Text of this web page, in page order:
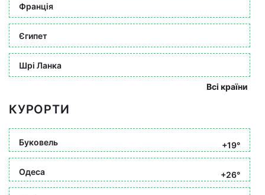
Франція
Єгипет
Шрі Ланка
Всі країни
КУРОРТИ
Буковель +19°
Одеса +26°